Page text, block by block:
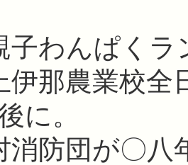
わんぱくラ
那農業校全
に。
防団が〇八